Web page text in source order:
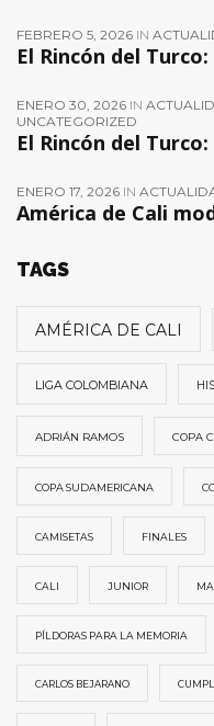
FEBRERO 5, 2026 IN
El Rincón del
ENERO 30, 2026 IN
UNCATEGORIZED
El Rincón del
ENERO 17, 2026 IN
América de Cali
TAGS
AMÉRICA DE CALI
LIGA COLOMBIANA
ADRIÁN RAMOS COPA
COPA SUDAMERICANA
CAMISETAS FINALES
CALI JUNIOR
PÍLDORAS PARA LA MEMORIA
CARLOS BEJARANO